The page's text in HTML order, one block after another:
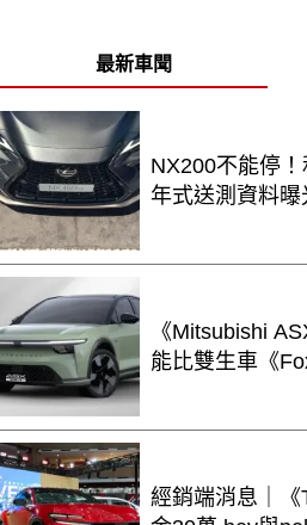
最新車聞
NX200不能停
年式送測資料曝
《Mitsubishi
能比雙生車《
經銷端消息｜